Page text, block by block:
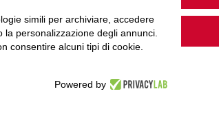
storie e webinar.
simili per archiviare, accedere
personalizzazione degli annunci.
consentire alcuni tipi di cookie.
Powered by